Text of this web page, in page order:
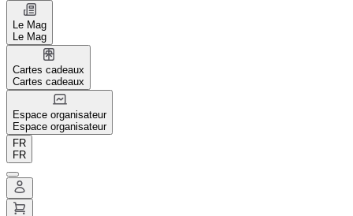
Le Mag
Le Mag
Cartes cadeaux
Cartes cadeaux
Espace organisateur
Espace organisateur
FR
FR